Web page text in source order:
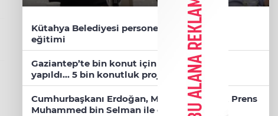
Kütahya Belediyesi personeline yapay zeka
eğitimi
Gaziantep’te bin konut için anahtar teslimi
yapıldı... 5 bin konutluk projeye temel
Cumhurbaşkanı Erdoğan, Mekke'de Veliaht Prens
Muhammed bin Selman ile görüştü